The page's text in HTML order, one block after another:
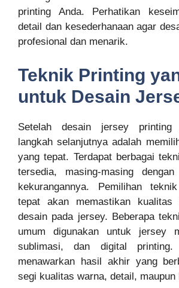
printing Anda. Perhatikan
detail dan kesederhanaan agar
profesional dan menarik.
Teknik Printing
untuk Desain
Setelah desain jersey printing
langkah selanjutnya adalah
yang tepat. Terdapat berbagai
tersedia, masing-masing
kekurangannya. Pemilihan
tepat akan memastikan kualitas
desain pada jersey. Beberapa
umum digunakan untuk jersey
sublimasi, dan digital
menawarkan hasil akhir yang
segi kualitas warna, detail, maupun